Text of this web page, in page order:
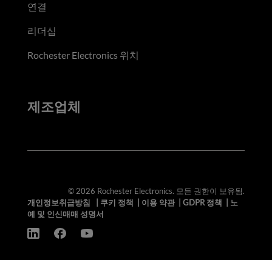
연결
리더십
Rochester Electronics 위치
제조업체
© 2026 Rochester Electronics. 모든 권한이 보유됨.
개인정보취급방침
쿠키 정책 이용 약관| GDPR 정책
노
예 및 인신매매 성명서